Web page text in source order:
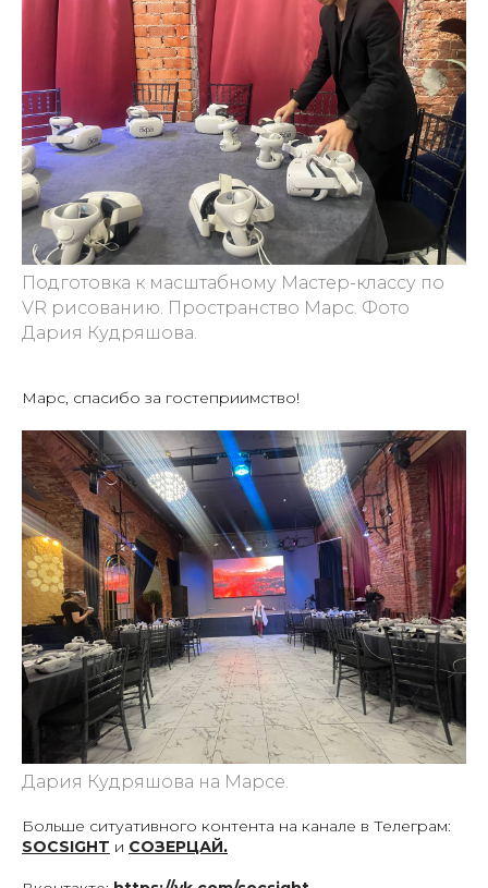
Подготовка к масштабному Мастер-классу по
VR рисованию. Пространство Марс. Фото
Дария Кудряшова.
Марс, спасибо за гостеприимство!
Дария Кудряшова на Марсе.
Больше ситуативного контента на канале в Телеграм:
SOCSIGHT и СОЗЕРЦАЙ.